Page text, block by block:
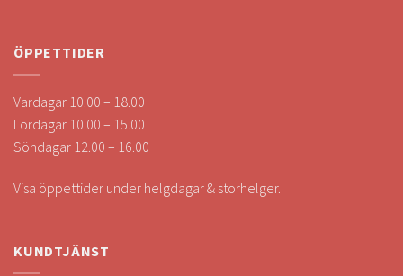
ÖPPETTIDER
Vardagar 10.00 – 18.00
Lördagar 10.00 – 15.00
Söndagar 12.00 – 16.00
Visa öppettider under helgdagar & storhelger.
KUNDTJÄNST